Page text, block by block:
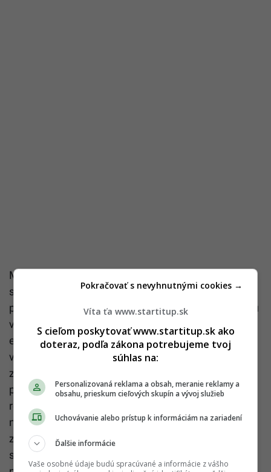
Mladý tím stojaci za touto značkou chce naplniť
svoju víziu – vytvoriť značku kvalitnej slovenskej
prírodnej kozmetiky s prijateľnými cenami pre širokú
verejnosť. Výrobou ich produktov chcú podporiť
ekonomiku Slovenska aj tým, že si prednostne
vyberájú dodávateľov zo Slovenska. Ich cieľom je
zamestnávať čo najviac ľudí, naďalej vyrábať
produkty, ktoré reprezentujú našu vlasť a
rôznorodosť flóry, byť inovatívnymi a uviesť na trh čo
najlepšie možné výrobky, na ktoré môžu byť hrdí aj v
zahraničí. Ale tým najhlavnejším je poukázať na
skutočnosť, že domáce výrobky sú tými
Víta ťa www.startitup.sk
S cieľom poskytovať www.startitup.sk ako
doteraz, podľa zákona potrebujeme tvoj
súhlas na:
Personalizovaná reklama a obsah, meranie reklamy a
obsahu, prieskum cieľových skupín a vývoj služieb
Uchovávanie alebo prístup k informáciám na zariadení
Ďalšie informácie
Vaše osobné údaje budú spracúvané a informácie z vášho
Pokračovať s nevyhnutnými cookies →